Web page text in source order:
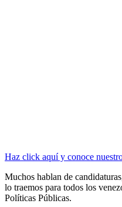
Haz click aquí y conoce
Muchos hablan de
lo traemos para todos los
Políticas Públicas.